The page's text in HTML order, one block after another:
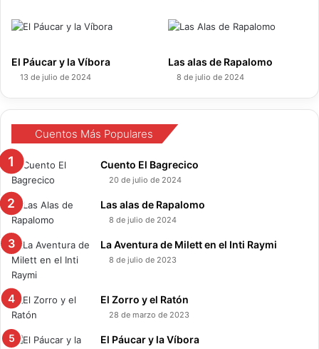
I
El Páucar y la Víbora
13 de julio de 2024
Las alas de Rapalomo
8 de julio de 2024
Cuentos Más Populares
Cuento El Bagrecico
20 de julio de 2024
Las alas de Rapalomo
8 de julio de 2024
La Aventura de Milett en el Inti Raymi
8 de julio de 2023
El Zorro y el Ratón
28 de marzo de 2023
El Páucar y la Víbora